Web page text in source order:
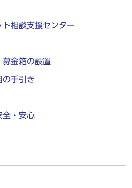
相談支援センター
募金箱の設置
の手引き
全・安心